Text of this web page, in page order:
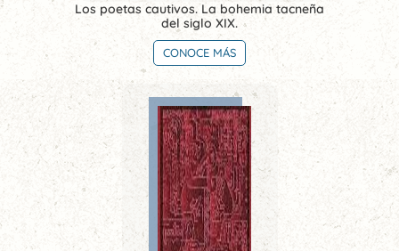
Los poetas cautivos. La bohemia tacneña
del siglo XIX.
CONOCE MÁS